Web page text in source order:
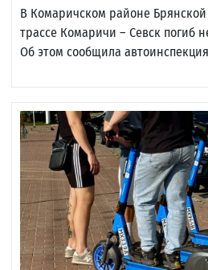
В Комаричском районе
трассе Комаричи – Севск погиб
Об этом сообщила